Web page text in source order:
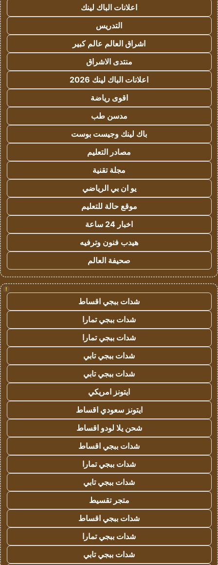
اعلانات الباك لينك
التدريس
اشراق العالم عالم كبير
منتدى الاشراق
اعلانات الباك لينك 2026
اقوى رياضة
مدسن طب
باك لينك وجيست بوست
مصادر التعليم
مجلة تقنية
يو ان بي الرياضي
موقع حالة للتعليم
اخبار 24 ساعة
هيدب فنون وترفيه
صحيفة العالم
!
شدات ببجي اقساط
شدات ببجي تمارا
شدات ببجي تمارا
شدات ببجي تابي
شدات ببجي تابي
ايتونز امريكي
ايتونز سعودي اقساط
شحن يلا لودو اقساط
شدات ببجي اقساط
شدات ببجي تمارا
شدات ببجي تابي
متجر تقسيط
شدات ببجي اقساط
شدات ببجي تمارا
شدات ببجي تابي